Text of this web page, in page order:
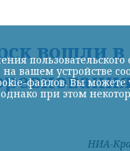
вошли в
НИА-
пользовательского
вашем устройстве
файлов. Вы можете
при этом